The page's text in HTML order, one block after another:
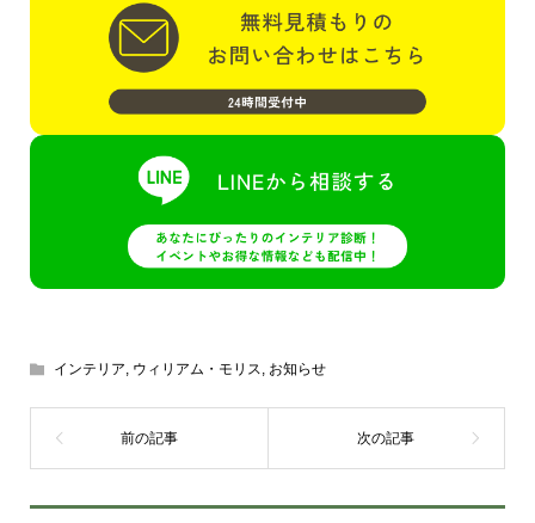
インテリア ウィリアム・モリス お知らせ